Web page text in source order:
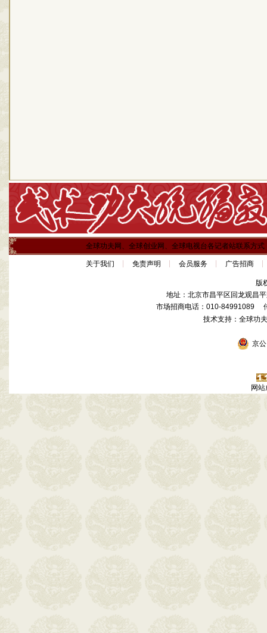
全球功夫网、全球创业网、全球电视台各记者站联系方式
关于我们 免责声明 会员服务 广告招商
版
地址：北京市昌平区回龙观昌
市场招商电话：010-84991089
技术支持：全球
京公
网